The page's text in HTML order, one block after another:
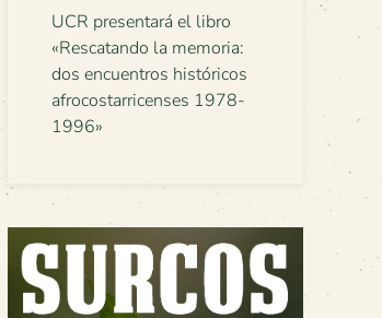
UCR presentará el libro
«Rescatando la memoria:
dos encuentros históricos
afrocostarricenses 1978-
1996»